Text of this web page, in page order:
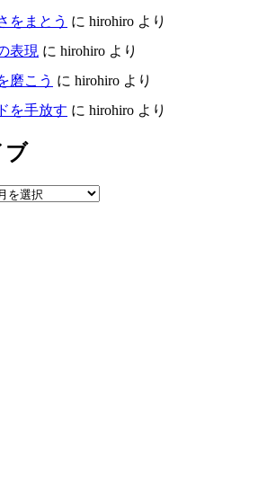
をまとう に hirohiro より
表現 に hirohiro より
磨こう に hirohiro より
を手放す に hirohiro より
ブ